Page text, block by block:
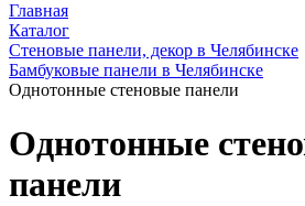
Главная
Каталог
Стеновые панели, декор в Челябинске
Бамбуковые панели в Челябинске
Однотонные стеновые панели
Однотонные
панели